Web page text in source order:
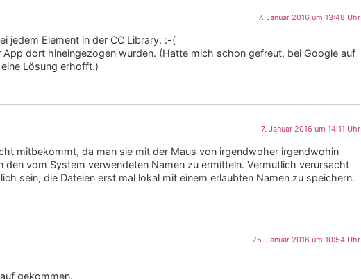
7. Januar 2016 um 13:48 Uhr
jedem Element in der CC Library. :-(
dort hineingezogen wurden. (Hatte mich schon gefreut, bei Google auf
Lösung erhofft.)
7. Januar 2016 um 14:11 Uhr
mitbekommt, da man sie mit der Maus von irgendwoher irgendwohin
vom System verwendeten Namen zu ermitteln. Vermutlich verursacht
sein, die Dateien erst mal lokal mit einem erlaubten Namen zu speichern.
25. Januar 2016 um 10:54 Uhr
gekommen.